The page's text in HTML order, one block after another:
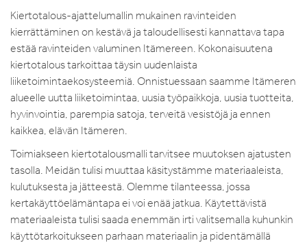
Kiertotalous-ajattelumallin mukainen ravinteiden
kierrättäminen on kestävä ja taloudellisesti kannattava tapa
estää ravinteiden valuminen Itämereen. Kokonaisuutena
kiertotalous tarkoittaa täysin uudenlaista
liiketoimintaekosysteemiä. Onnistuessaan saamme Itämeren
alueelle uutta liiketoimintaa, uusia työpaikkoja, uusia tuotteita,
hyvinvointia, parempia satoja, terveitä vesistöjä ja ennen
kaikkea, elävän Itämeren.
Toimiakseen kiertotalousmalli tarvitsee muutoksen ajatusten
tasolla. Meidän tulisi muuttaa käsitystämme materiaaleista,
kulutuksesta ja jätteestä. Olemme tilanteessa, jossa
kertakäyttöelämäntapa ei voi enää jatkua. Käytettävistä
materiaaleista tulisi saada enemmän irti valitsemalla kuhunkin
käyttötarkoitukseen parhaan materiaalin ja pidentämällä